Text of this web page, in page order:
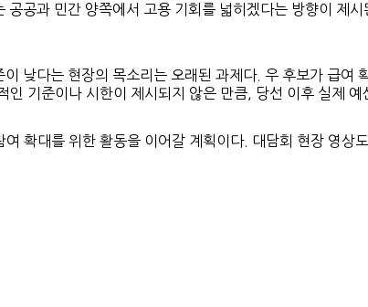
공과 민간 양쪽에서 고용 기회를 넓히겠다는 방향이 제
낮다는 현장의 목소리는 오래된 과제다. 우 후보가 급여
기준이나 시한이 제시되지 않은 만큼, 당선 이후 실제
확대를 위한 활동을 이어갈 계획이다. 대담회 현장 영상도